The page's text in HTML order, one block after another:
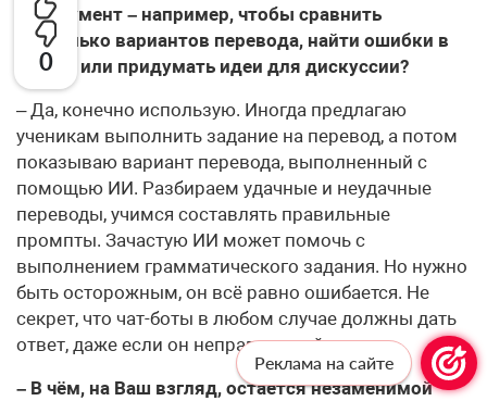
0
инструмент – например, чтобы сравнить
несколько вариантов перевода, найти ошибки в
тексте или придумать идеи для дискуссии?
– Да, конечно использую. Иногда предлагаю
ученикам выполнить задание на перевод, а потом
показываю вариант перевода, выполненный с
помощью ИИ. Разбираем удачные и неудачные
переводы, учимся составлять правильные
промпты. Зачастую ИИ может помочь с
выполнением грамматического задания. Но нужно
быть осторожным, он всё равно ошибается. Не
секрет, что чат-боты в любом случае должны дать
ответ, даже если он неправильный.
– В чём, на Ваш взгляд, остаётся незаменимой
Реклама на сайте